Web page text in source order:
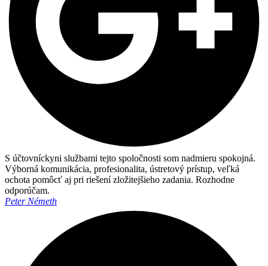
S účtovníckyni službami tejto spoločnosti som nadmieru spokojná.
Výborná komunikácia, profesionalita, ústretový prístup, veľká
ochota pomôcť aj pri riešení zložitejšieho zadania. Rozhodne
odporúčam.
Peter Németh